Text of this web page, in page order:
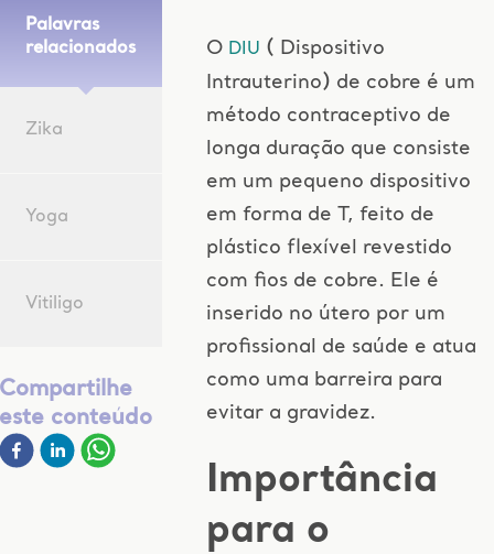
Palavras
relacionados
Zika
Yoga
Vitiligo
conteúdo
O DIU ( Dispositivo
Intrauterino) de cobre é um
método contraceptivo de
longa duração que consiste
em um pequeno dispositivo
em forma de T, feito de
plástico flexível revestido
com fios de cobre. Ele é
inserido no útero por um
profissional de saúde e atua
como uma barreira para
evitar a gravidez.
Importância
para o